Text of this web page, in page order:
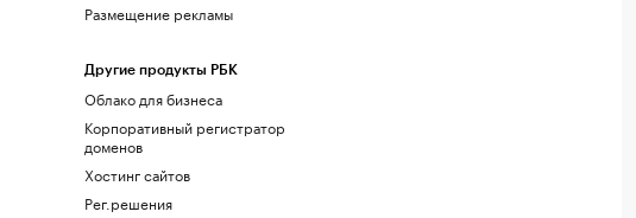
Размещение рекламы
Другие продукты РБК
Облако для бизнеса
Корпоративный регистратор
доменов
Хостинг сайтов
Рег.решения